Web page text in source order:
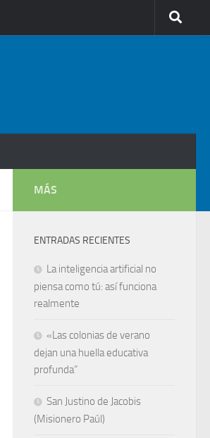
MÁS
ENTRADAS RECIENTES
La inteligencia artificial no
piensa como tú: así funciona
realmente
«Las colonias de verano
dejan una huella educativa
profunda”
San Justino de Jacobis
(Misionero Paúl)